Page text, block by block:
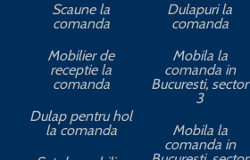
Scaune la
comanda
Mobilier de
receptie la
comanda
Dulap pentru hol
la comanda
Dulapuri la
comanda
Mobila la
comanda in
Bucuresti, sector
3
Mobila la
comanda in